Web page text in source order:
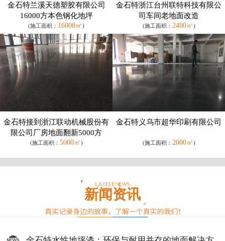
金石特兰溪天德塑胶有限公司
16000方本色钢化地坪
(施工面积： 16000㎡)
金石特浙江台州联特科技有限公
司车间老地面改造
(施工面积： 2400㎡)
金石特接到浙江联动机械股份有
限公司厂房地面翻新5000方
(施工面积： 5000㎡)
金石特义乌市超华印刷有限公司
(施工面积： 2000㎡)
新闻资讯